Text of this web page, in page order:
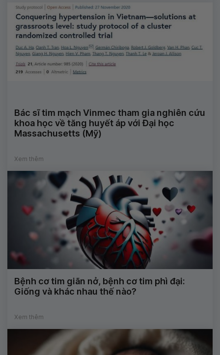
Bác sĩ tim mạch Vinmec tham gia nghiên cứu
khoa học về tăng huyết áp với Đại học
Massachusetts (Mỹ)
Xem thêm
Bệnh cơ tim giãn nở, bệnh cơ tim phì đại:
Giống và khác nhau thế nào?
Xem thêm